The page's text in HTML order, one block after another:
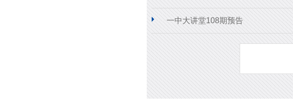
一中大讲堂108期预告